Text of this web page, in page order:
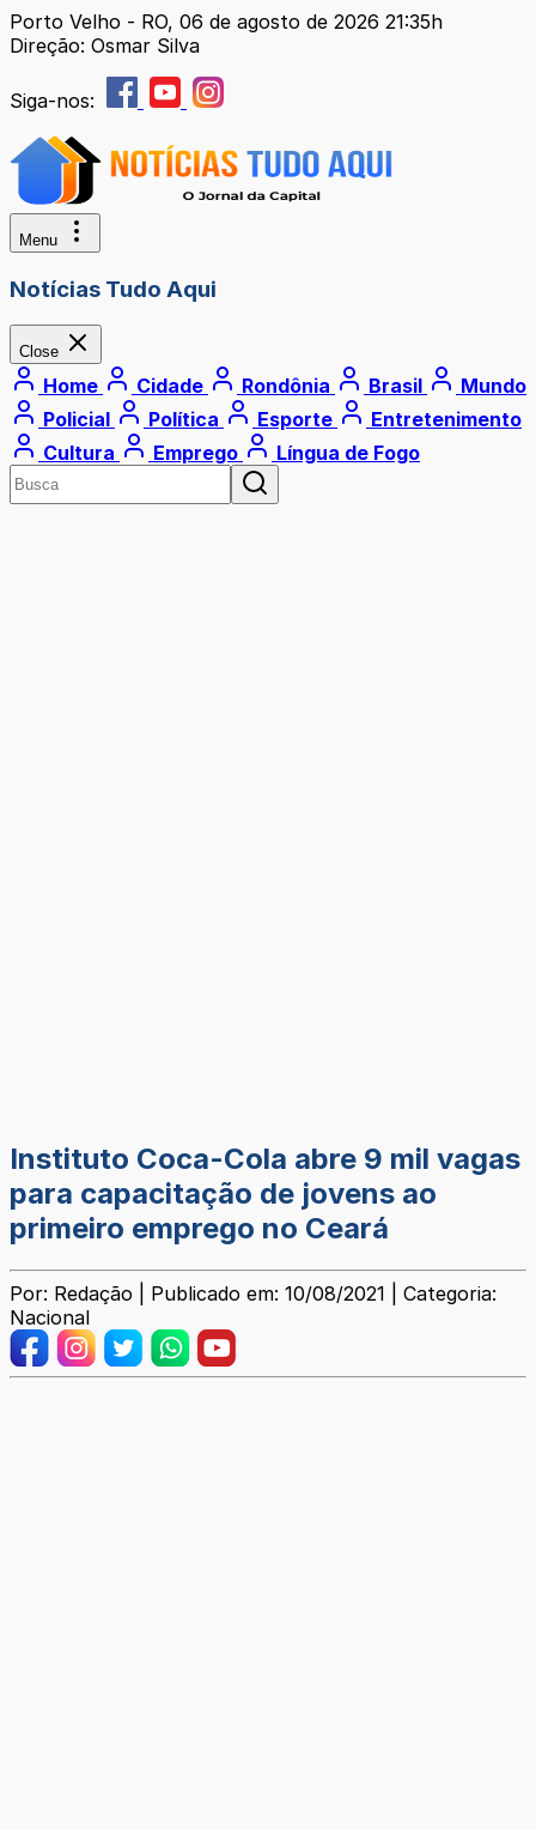
Porto Velho - RO, 06 de agosto de 2026 21:35h
Direção: Osmar Silva
Siga-nos:
Menu
Notícias Tudo Aqui
Close
Home Cidade Rondônia Brasil
Mundo
Policial
Política Esporte
Entretenimento
Cultura
Emprego Língua de Fogo
Instituto Coca-Cola abre 9 mil vagas
para capacitação de jovens ao
primeiro emprego no Ceará
Por: Redação | Publicado em: 10/08/2021 | Categoria:
Nacional